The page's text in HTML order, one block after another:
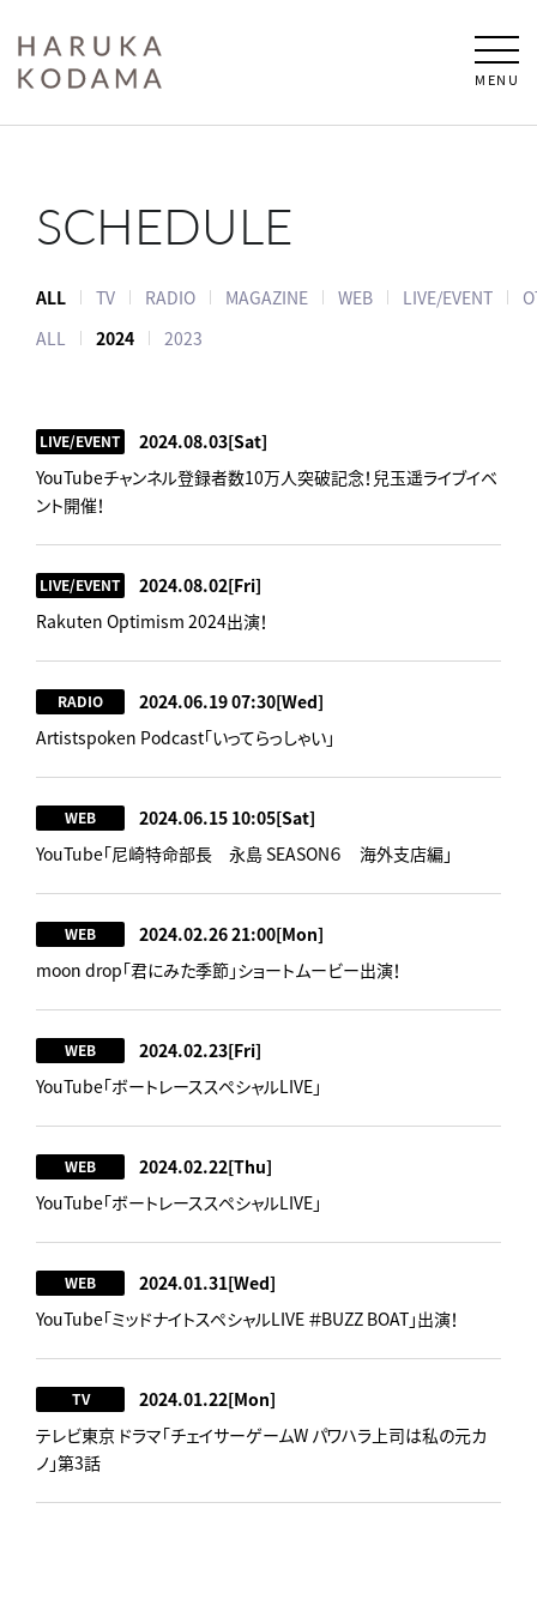
MENU
SCHEDULE
ALL TV RADIO MAGAZINE WEB LIVE/EVENT
ALL
2024 2023
LIVE/EVENT 2024.08.03[Sat]
YouTubeチャンネル登録者数10万人突破記念！兒玉遥ライブイベ
ント開催！
LIVE/EVENT 2024.08.02[Fri]
Rakuten Optimism 2024出演！
RADIO 2024.06.19 07:30[Wed]
Artistspoken Podcast「いってらっしゃい」
WEB 2024.06.15 10:05[Sat]
YouTube「尼崎特命部長 永島 SEASON６ 海外支店編」
WEB 2024.02.26 21:00[Mon]
moon drop「君にみた季節」ショートムービー出演！
WEB 2024.02.23[Fri]
YouTube「ボートレーススペシャルLIVE」
WEB 2024.02.22[Thu]
YouTube「ボートレーススペシャルLIVE」
WEB 2024.01.31[Wed]
YouTube「ミッドナイトスペシャルLIVE ＃BUZZ BOAT」出演！
TV 2024.01.22[Mon]
テレビ東京 ドラマ「チェイサーゲームW パワハラ上司は私の元カ
ノ」第3話